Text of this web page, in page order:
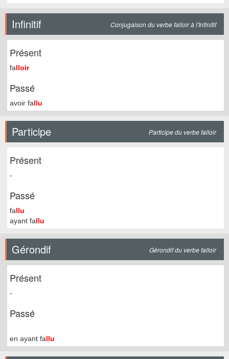
Infinitif Conjugaison du verbe falloir à l'Infinitif
Présent
falloir
Passé
avoir fallu
Participe Participe du verbe falloir
Présent
-
Passé
fallu
ayant fallu
Gérondif Gérondif du verbe falloir
Présent
-
Passé
en ayant fallu